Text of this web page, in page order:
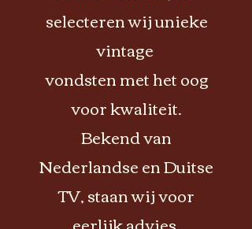
selecteren wij unieke
vintage
vondsten met het oog
voor kwaliteit.
Bekend van
Nederlandse en Duitse
TV, staan wij voor